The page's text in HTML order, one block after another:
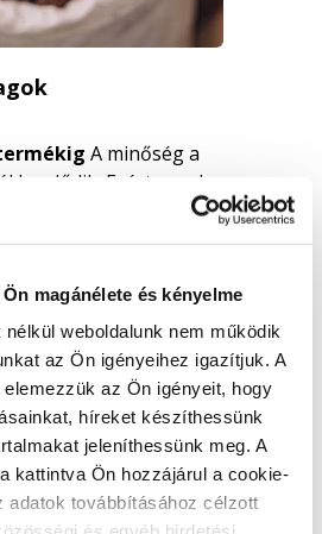
magánélete és kényelme
weboldalunk nem működik
az Ön igényeihez igazítjuk. A
az Ön igényeit, hogy
híreket készíthessünk
jeleníthessünk meg. A
kattintva Ön hozzájárul a cookie-
adatok továbbításához célzott
A minőség a
kezdődik. Ezért gondosan
nyomon követjük az
módot és minden összetevő
vadon termő alapanyagokkal
értelme van. A természet
a teszteléssel és a
Tudja meg, miért fontos az